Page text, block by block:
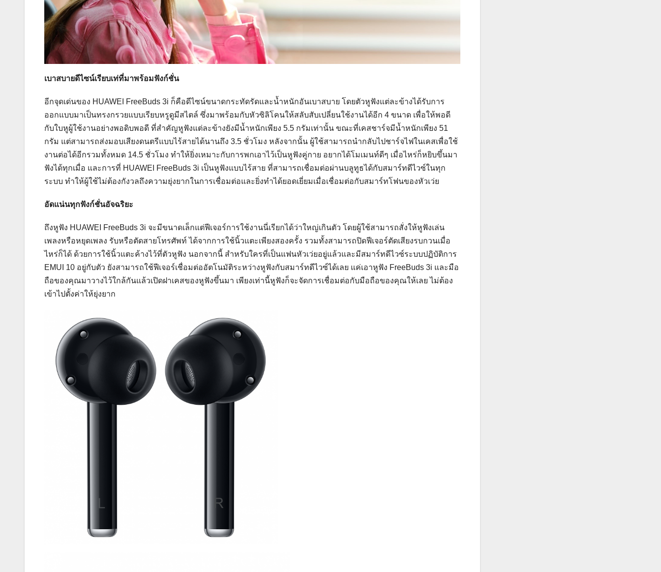
เบาสบายดีไซน์เรียบเท่ที่มาพร้อมฟังก์ชั่น
อีกจุดเด่นของ HUAWEI FreeBuds 3i ก็คือดีไซน์ขนาดกระทัดรัดและน้ำหนักอันเบาสบาย โดยตัวหูฟังแต่ละข้างได้รับการ
ออกแบบมาเป็นทรงกรวยแบบเรียบหรูดูมีสไตล์ ซึ่งมาพร้อมกับหัวซิลิโคนให้สลับสับเปลี่ยนใช้งานได้อีก 4 ขนาด เพื่อให้พอดี
กับใบหูผู้ใช้งานอย่างพอดิบพอดี ที่สำคัญหูฟังแต่ละข้างยังมีน้ำหนักเพียง 5.5 กรัมเท่านั้น ขณะที่เคสชาร์จมีน้ำหนักเพียง 51
กรัม แต่สามารถส่งมอบเสียงดนตรีแบบไร้สายได้นานถึง 3.5 ชั่วโมง หลังจากนั้น ผู้ใช้สามารถนำกลับไปชาร์จไฟในเคสเพื่อใช้
งานต่อได้อีกรวมทั้งหมด 14.5 ชั่วโมง ทำให้ยิ่งเหมาะกับการพกเอาไว้เป็นหูฟังคู่กาย อยากได้โมเมนท์ดีๆ เมื่อไหร่ก็หยิบขึ้นมา
ฟังได้ทุกเมื่อ และการที่ HUAWEI FreeBuds 3i เป็นหูฟังแบบไร้สาย ที่สามารถเชื่อมต่อผ่านบลูทูธได้กับสมาร์ทดีไวซ์ในทุก
ระบบ ทำให้ผู้ใช้ไม่ต้องกังวลถึงความยุ่งยากในการเชื่อมต่อและยิ่งทำได้ยอดเยี่ยมเมื่อเชื่อมต่อกับสมาร์ทโฟนของหัวเว่ย
อัดแน่นทุกฟังก์ชั่นอัจฉริยะ
ถึงหูฟัง HUAWEI FreeBuds 3i จะมีขนาดเล็กแต่ฟีเจอร์การใช้งานนี่เรียกได้ว่าใหญ่เกินตัว โดยผู้ใช้สามารถสั่งให้หูฟังเล่น
เพลงหรือหยุดเพลง รับหรือตัดสายโทรศัพท์ ได้จากการใช้นิ้วแตะเพียงสองครั้ง รวมทั้งสามารถปิดฟีเจอร์ตัดเสียงรบกวนเมื่อ
ไหร่ก็ได้ ด้วยการใช้นิ้วแตะค้างไว้ที่ตัวหูฟัง นอกจากนี้ สำหรับใครที่เป็นแฟนหัวเว่ยอยู่แล้วและมีสมาร์ทดีไวซ์ระบบปฏิบัติการ
EMUI 10 อยู่กับตัว ยังสามารถใช้ฟีเจอร์เชื่อมต่ออัตโนมัติระหว่างหูฟังกับสมาร์ทดีไวซ์ได้เลย แค่เอาหูฟัง FreeBuds 3i และมือ
ถือของคุณมาวางไว้ใกล้กันแล้วเปิดฝาเคสของหูฟังขึ้นมา เพียงเท่านี้หูฟังก็จะจัดการเชื่อมต่อกับมือถือของคุณให้เลย ไม่ต้อง
เข้าไปตั้งค่าให้ยุ่งยาก